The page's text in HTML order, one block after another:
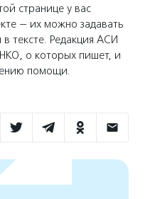
странице у вас
— их можно задавать
тексте. Редакция АСИ
о которых пишет, и
помощи.